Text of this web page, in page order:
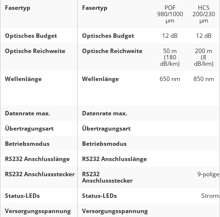
Fasertyp
POF
980/1000
μm
HCS
200/230
μm
Optisches Budget 12 dB 12 dB
Optische Reichweite
50 m
(180
dB/km)
200 m
(8
dB/km)
Wellenlänge 650 nm 850 nm
Datenrate max.
Übertragungsart
Betriebsmodus
RS232 Anschlusslänge
RS232
Anschlussstecker
9-
Status-LEDs
Versorgungsspannung
Fasertyp
Optisches Budget
Optische Reichweite
Wellenlänge
Datenrate max.
Übertragungsart
Betriebsmodus
RS232 Anschlusslänge
RS232 Anschlussstecker
Status-LEDs
Versorgungsspannung